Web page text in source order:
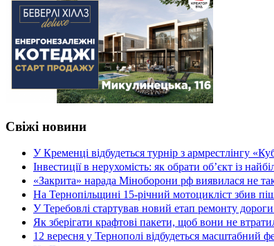
Свіжі новини
У Кременці відбудеться турнір з армрестлінгу
Інвестиції в нерухомість: як обрати об’єкт із
«Закрита» нарада Міноборони рф виявилася не
На Тернопільщині 15-річний мотоцикліст збив
У Теребовлі стартував новий етап ремонту
Як зберігати крафтові пакети, щоб вони не
12 вересня у Тернополі відбудеться